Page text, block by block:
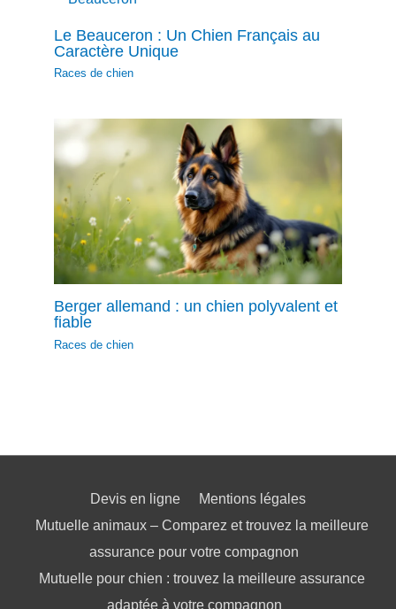
Le Beauceron : Un Chien Français au
Caractère Unique
Races de chien
Berger allemand : un chien polyvalent et
fiable
Races de chien
Devis en ligne
Mentions légales
Mutuelle animaux – Comparez et trouvez la meilleure
assurance pour votre compagnon
Mutuelle pour chien : trouvez la meilleure assurance
adaptée à votre compagnon